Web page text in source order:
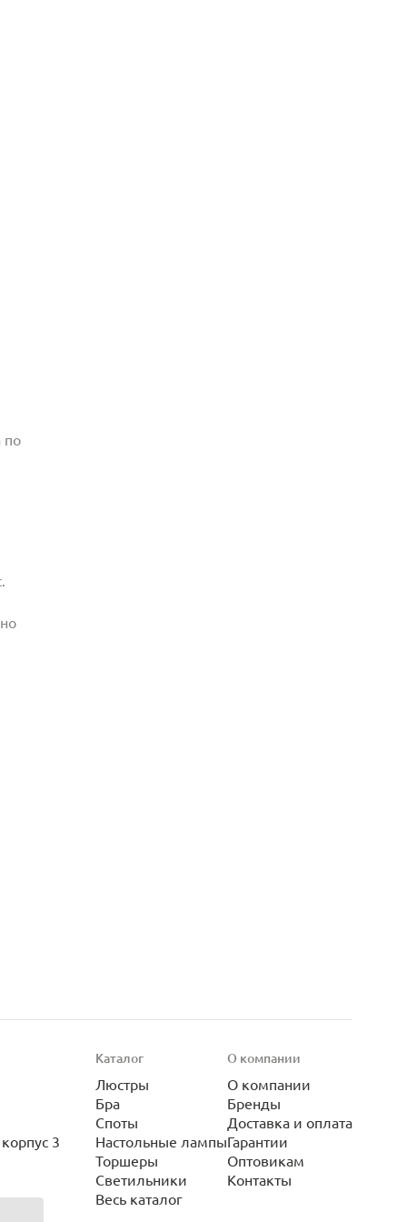
по
3
Каталог
Люстры
Бра
Споты
Настольные лампы
Торшеры
Светильники
Весь каталог
О компании
О компании
Бренды
Доставка и оплата
Гарантии
Оптовикам
Контакты